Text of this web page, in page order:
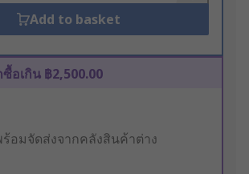
Add to basket
อเกิน ฿2,500.00
อมจัดส่งจากคลังสินค้าต่าง